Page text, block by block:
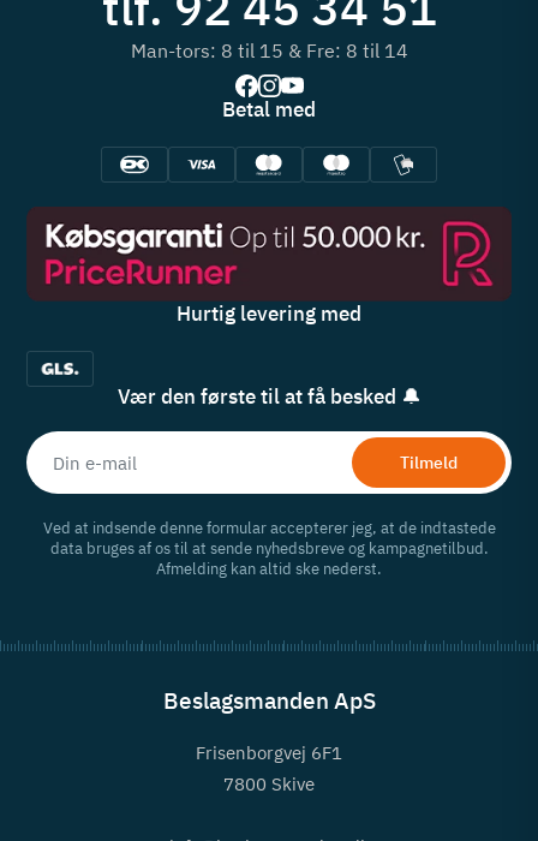
Man-tors: 8 til 15 & Fre: 8 til 14
Betal med
Hurtig levering med
Vær den første til at få besked 🔔
Tilmeld
Ved at indsende denne formular accepterer jeg, at de indtastede
data bruges af os til at sende nyhedsbreve og kampagnetilbud.
Afmelding kan altid ske nederst.
Beslagsmanden ApS
Frisenborgvej 6F1
7800 Skive